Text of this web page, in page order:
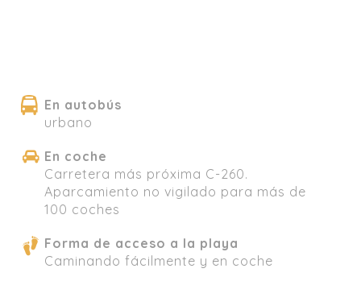
En autobús
urbano
En coche
Carretera más próxima C-260.
Aparcamiento no vigilado para más de
100 coches
Forma de acceso a la playa
Caminando fácilmente y en coche